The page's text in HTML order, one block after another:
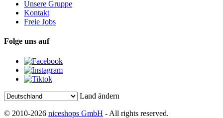
Unsere Gruppe
Kontakt
Freie Jobs
Folge uns auf
Land ändern
© 2010-2026 niceshops GmbH - All rights reserved.